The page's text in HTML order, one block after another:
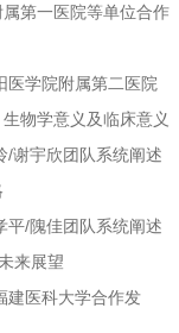
第一医院等单位合作
医学院附属第二医院
物学意义及临床意义
/谢宇欣团队系统阐述
平/隗佳团队系统阐述
来展望
建医科大学合作发